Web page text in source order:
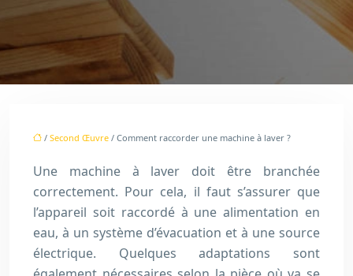
/ Second Œuvre / Comment raccorder une machine à laver ?
Une machine à laver doit être branchée
correctement. Pour cela, il faut s’assurer que
l’appareil soit raccordé à une alimentation en
eau, à un système d’évacuation et à une source
électrique. Quelques adaptations sont